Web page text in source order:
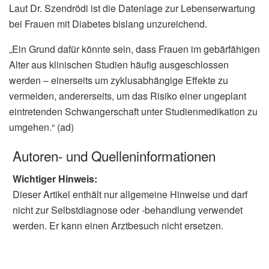
Laut Dr. Szendrödi ist die Datenlage zur Lebenserwartung
bei Frauen mit Diabetes bislang unzureichend.
„Ein Grund dafür könnte sein, dass Frauen im gebärfähigen
Alter aus klinischen Studien häufig ausgeschlossen
werden – einerseits um zyklusabhängige Effekte zu
vermeiden, andererseits, um das Risiko einer ungeplant
eintretenden Schwangerschaft unter Studienmedikation zu
umgehen.“ (ad)
Autoren- und Quelleninformationen
Wichtiger Hinweis:
Dieser Artikel enthält nur allgemeine Hinweise und darf
nicht zur Selbstdiagnose oder -behandlung verwendet
werden. Er kann einen Arztbesuch nicht ersetzen.